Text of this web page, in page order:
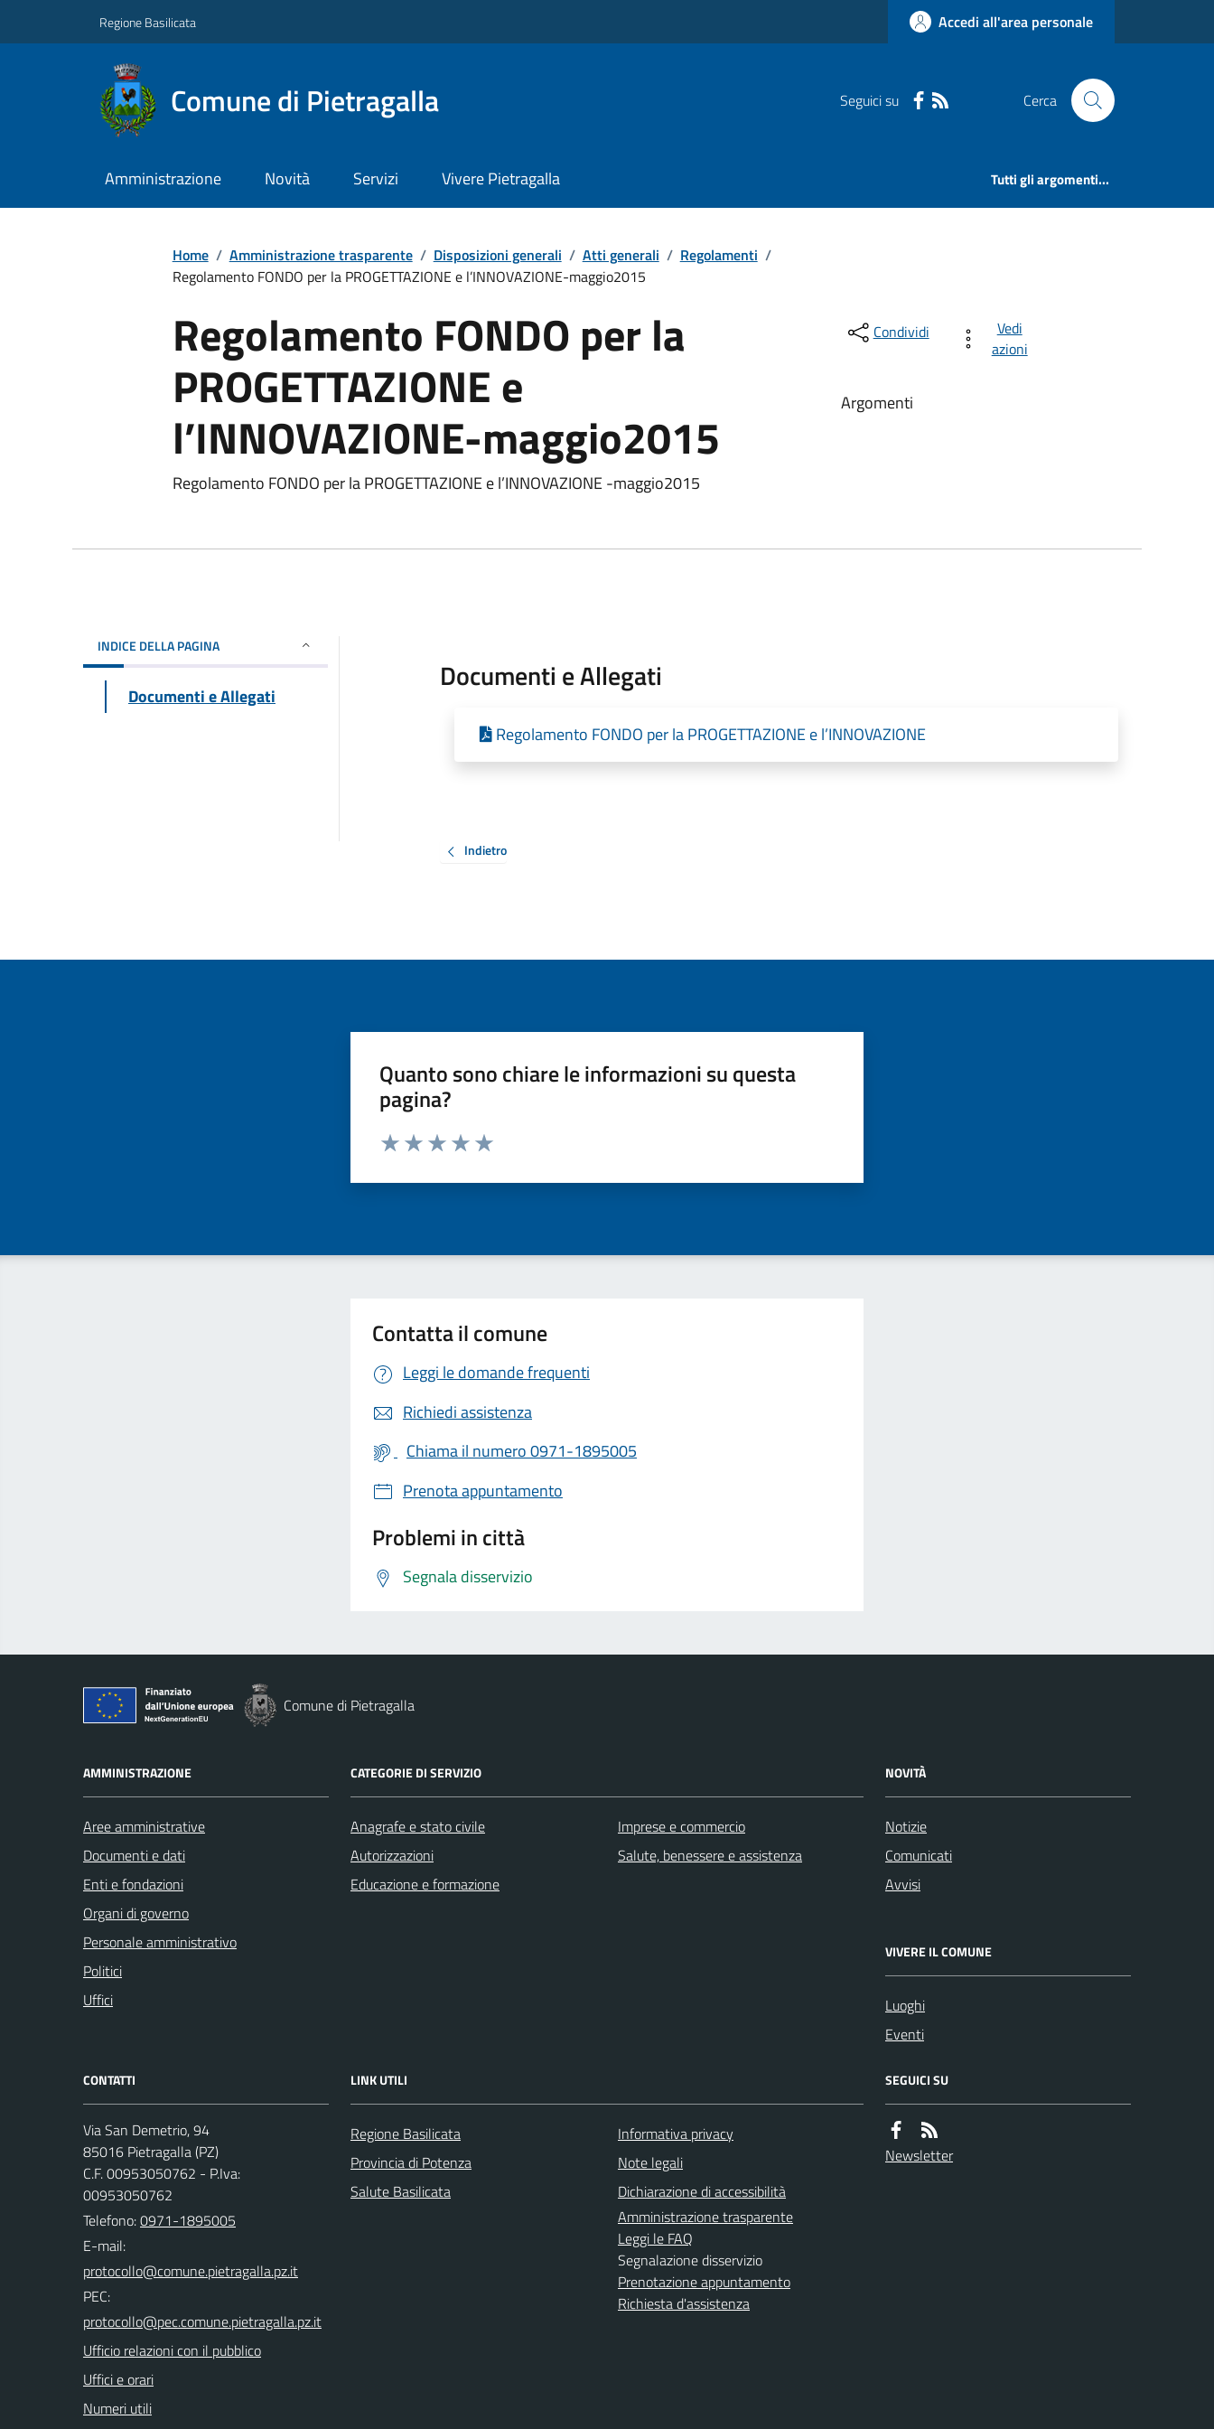
Regione Basilicata Accedi all'area personale
Comune di Pietragalla Seguici su Cerca
Amministrazione Novità Servizi Vivere Pietragalla Tutti gli argomenti...
Home / Amministrazione trasparente / Disposizioni generali / Atti generali / Regolamenti /
Regolamento FONDO per la PROGETTAZIONE e l’INNOVAZIONE-maggio2015
Regolamento FONDO per la
PROGETTAZIONE e
l’INNOVAZIONE-maggio2015
Regolamento FONDO per la PROGETTAZIONE e l’INNOVAZIONE -maggio2015
Condividi
Vedi
azioni
Argomenti
INDICE DELLA PAGINA
Documenti e Allegati
Documenti e Allegati
Regolamento FONDO per la PROGETTAZIONE e l’INNOVAZIONE
Indietro
Quanto sono chiare le informazioni su questa
pagina?
Valuta da 1 a 5 stelle la pagina
Contatta il comune
Leggi le domande frequenti
Richiedi assistenza
Chiama il numero 0971-1895005
Prenota appuntamento
Problemi in città
Segnala disservizio
Comune di Pietragalla
AMMINISTRAZIONE
Aree amministrative
Documenti e dati
Enti e fondazioni
Organi di governo
Personale amministrativo
Politici
Uffici
CATEGORIE DI SERVIZIO
Anagrafe e stato civile
Autorizzazioni
Educazione e formazione
Imprese e commercio
Salute, benessere e assistenza
NOVITÀ
Notizie
Comunicati
Avvisi
VIVERE IL COMUNE
Luoghi
Eventi
CONTATTI
Via San Demetrio, 94
85016 Pietragalla (PZ)
C.F. 00953050762 - P.Iva:
00953050762
Telefono:0971-1895005
E-mail:
PEC:
Ufficio relazioni con il pubblico
Uffici e orari
Numeri utili
LINK UTILI
Regione Basilicata
Provincia di Potenza
Salute Basilicata
Informativa privacy
Note legali
Dichiarazione di accessibilità
Amministrazione trasparente
Leggi le FAQ
Segnalazione disservizio
Prenotazione appuntamento
Richiesta d'assistenza
SEGUICI SU
Newsletter